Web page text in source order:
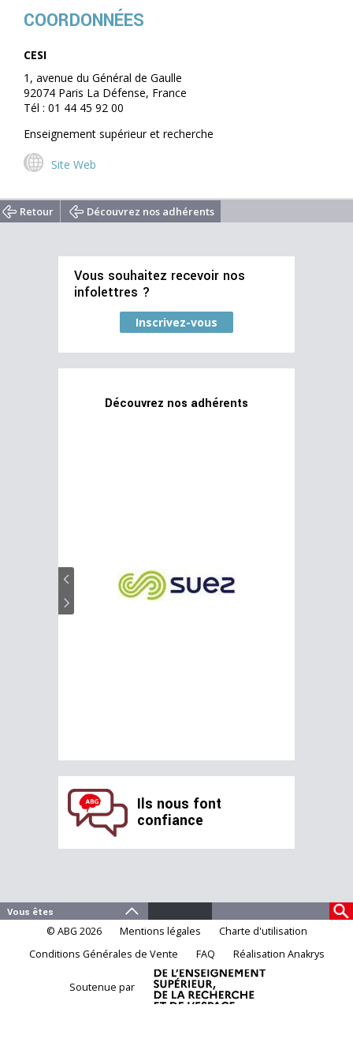
COORDONNÉES
CESI
1, avenue du Général de Gaulle
92074 Paris La Défense, France
Tél : 01 44 45 92 00
Enseignement supérieur et recherche
Site Web
Retour Découvrez nos adhérents
Vous souhaitez recevoir nos
infolettres ?
Inscrivez-vous
Découvrez nos adhérents
Ils nous font
confiance
© ABG 2026 Mentions légales
Charte d'utilisation
Conditions Générales de Vente
FAQ Réalisation Anakrys
Soutenue par